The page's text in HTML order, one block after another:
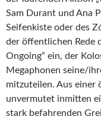
Sam Durant und Ana
Seifenkiste oder des
der öffentlichen Rede
Ongoing“ ein, der
Megaphonen seine/
mitzuteilen. Aus einer
unvermutet inmitten
stark befahrenden